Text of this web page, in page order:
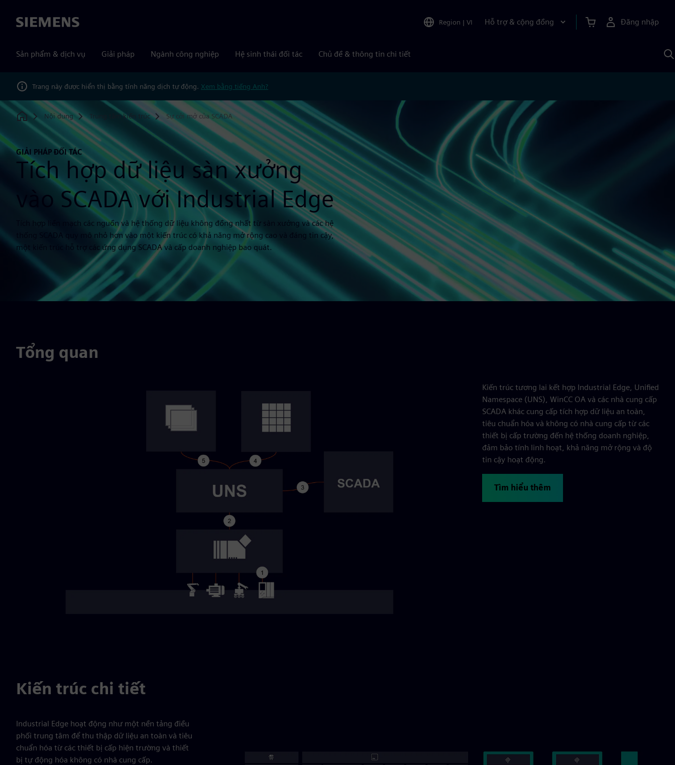
Siemens Region | VI Hỗ trợ & cộng đồng Đăng nhập
Sản phẩm & dịch vụ Giải pháp Ngành công nghiệp Hệ sinh thái đối tác Chủ đề & thông tin chi tiết
Trang này được hiển thị bằng tính năng dịch tự động. Xem bằng tiếng Anh?
Home
Nội dung Trung tâm kiến trúc Sự cởi mở của SCADA
GIẢI PHÁP ĐỐI TÁC
Tích hợp dữ liệu sàn xưởng
vào SCADA với Industrial Edge
Tích hợp liền mạch các nguồn và hệ thống dữ liệu không đồng nhất từ sàn xưởng và các hệ
thống SCADA quy mô nhỏ hơn vào một kiến trúc có khả năng mở rộng cao và đáng tin cậy,
một kiến trúc hỗ trợ các ứng dụng SCADA và cấp doanh nghiệp bao quát.
Tổng quan
Kiến trúc tương lai kết hợp Industrial Edge, Unified
Namespace (UNS), WinCC OA và các nhà cung cấp
SCADA khác cung cấp tích hợp dữ liệu an toàn,
tiêu chuẩn hóa và không có nhà cung cấp từ các
thiết bị cấp trường đến hệ thống doanh nghiệp,
đảm bảo tính linh hoạt, khả năng mở rộng và độ
tin cậy hoạt động.
Tìm hiểu thêm
Kiến trúc chi tiết
Industrial Edge hoạt động như một nền tảng điều
phối trung tâm để thu thập dữ liệu an toàn và tiêu
chuẩn hóa từ các thiết bị cấp hiện trường và thiết
bị tự động hóa không có nhà cung cấp.